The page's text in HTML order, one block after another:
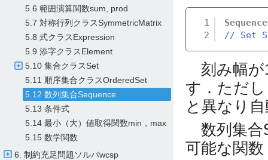
5.6 範囲演算関数sum, prod
5.7 対称行列クラスSymmetricMatrix
5.8 式クラスExpression
5.9 添字クラスElement
5.10 集合クラスSet
5.11 順序集合クラスOrderedSet
5.12 数列集合Sequence
5.13 条件式
5.14 最小（大）値取得関数min，max
5.15 数学関数
6. 制約充足問題ソルバwcsp
1
2
Sequence
// Set S
刻み幅が
す．ただ
と異なり
数列集合
可能な関数